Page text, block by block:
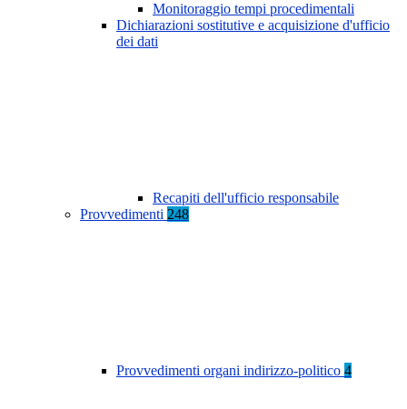
Monitoraggio tempi procedimentali
Dichiarazioni sostitutive e acquisizione d'ufficio
dei dati
Recapiti dell'ufficio responsabile
Provvedimenti 248
Provvedimenti organi indirizzo-politico 4